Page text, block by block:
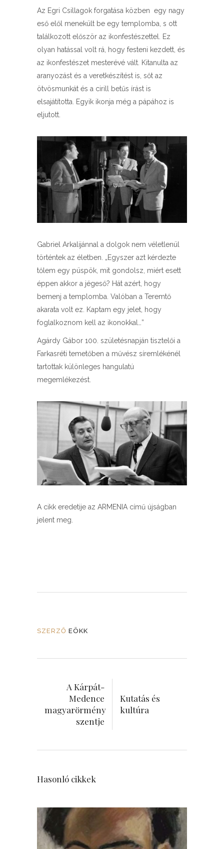
Az Egri Csillagok forgatása közben egy nagy
eső elől menekült be egy templomba, s ott
találkozott először az ikonfestészettel. Ez
olyan hatással volt rá, hogy festeni kezdett, és
az ikonfestészet mesterévé vált. Kitanulta az
aranyozást és a veretkészítést is, sőt az
ötvösmunkát és a cirill betűs írást is
elsajátította. Egyik ikonja még a pápához is
eljutott.
Gabriel Arkalijánnal a dolgok nem véletlenül
történtek az életben. „Egyszer azt kérdezte
tőlem egy püspök, mit gondolsz, miért esett
éppen akkor a jégeső? Hát azért, hogy
bemenj a templomba. Valóban a Teremtő
akarata volt ez. Kaptam egy jelet, hogy
foglalkoznom kell az ikonokkal…”
Agárdy Gábor 100. születésnapján tisztelői a
Farkasréti temetőben a művész síremlékénél
tartottak különleges hangulatú
megemlékezést.
A cikk eredetije az ARMENIA című újságban
jelent meg.
SZERZŐ EÖKK
A Kárpát-
Medence
magyarörmény
szentje
Kutatás és
kultúra
Hasonló cikkek